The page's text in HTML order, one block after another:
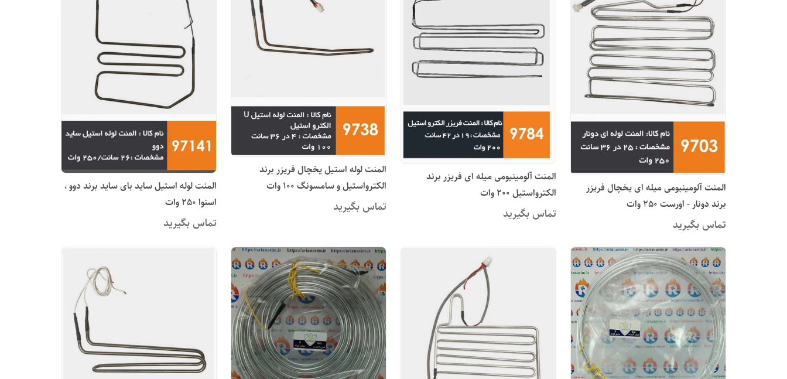
المنت آلومینیومی میله ای یخچال فریزر
برند دونار - اورست 250 وات
تماس بگیرید
المنت آلومینیومی میله ای فریزر برند
الکترواستیل 200 وات
تماس بگیرید
المنت لوله استیل یخچال فریزر برند
الکترواستیل و سامسونگ 100 وات
تماس بگیرید
المنت لوله استیل ساید بای ساید برند دوو ،
اسنوا 250 وات
تماس بگیرید